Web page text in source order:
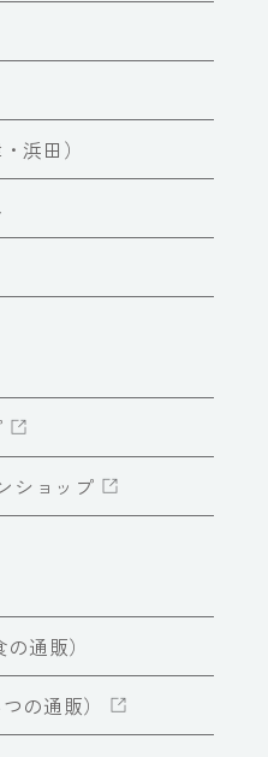
浜田）
ショップ
通販）
の通販）